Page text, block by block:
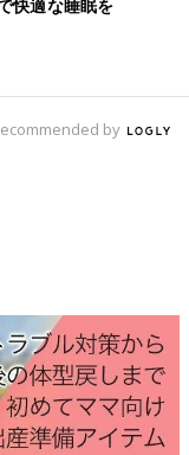
快適な睡眠を
by